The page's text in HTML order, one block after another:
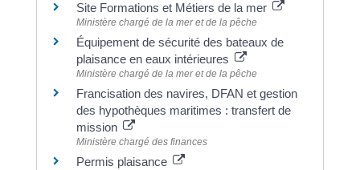
Site Formations et Métiers de la mer
Ministère chargé de la mer et de la pêche
Équipement de sécurité des bateaux de
plaisance en eaux intérieures
Ministère chargé de la mer et de la pêche
Francisation des navires, DFAN et gestion
des hypothèques maritimes : transfert de
mission
Ministère chargé des finances
Permis plaisance